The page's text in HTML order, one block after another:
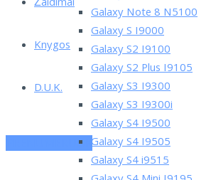
Knygos
D.U.K.
PRENUMERUOK
Galaxy Note 8 N5100
Galaxy S I9000
Galaxy S2 I9100
Galaxy S2 Plus I9105
Galaxy S3 I9300
Galaxy S3 I9300i
Galaxy S4 I9500
Galaxy S4 I9505
Galaxy S4 i9515